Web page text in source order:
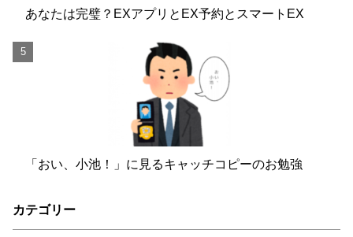
あなたは完璧？EXアプリとEX予約とスマートEX
「おい、小池！」に見るキャッチコピーのお勉強
カテゴリー